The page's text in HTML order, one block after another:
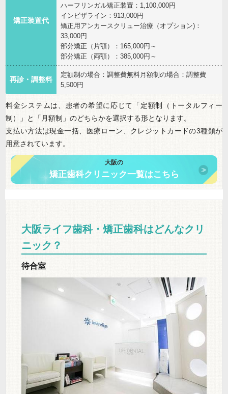
矯正装置代
ハーフリンガル矯正装置：1,100,000円
インビザライン：913,000円
矯正用アンカースクリュー治療（オプション)：
33,000円
部分矯正（片顎）：165,000円～
部分矯正（両顎）：385,000円～
再診・調整料
定額制の場合：調整費無料月額制の場合：調整費
5,500円
料金システムは、患者の希望に応じて「定額制（トータルフィー
制）」と「月額制」のどちらかを選択する形となります。
支払い方法は現金一括、医療ローン、クレジットカードの3種類が
用意されています。
大阪の
矯正歯科クリニック一覧はこちら
大阪ライフ歯科・矯正歯科はどんなクリ
ニック？
待合室